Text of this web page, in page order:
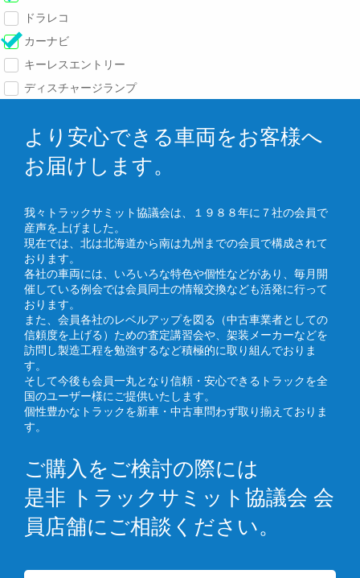
ドラレコ
カーナビ
キーレスエントリー
ディスチャージランプ
より安心できる車両をお客様へ
お届けします。
我々トラックサミット協議会は、１９８８年に７社の会員で
産声を上げました。
現在では、北は北海道から南は九州までの会員で構成されて
おります。
各社の車両には、いろいろな特色や個性などがあり、毎月開
催している例会では会員同士の情報交換なども活発に行って
おります。
また、会員各社のレベルアップを図る（中古車業者としての
信頼度を上げる）ための査定講習会や、架装メーカーなどを
訪問し製造工程を勉強するなど積極的に取り組んでおりま
す。
そして今後も会員一丸となり信頼・安心できるトラックを全
国のユーザー様にご提供いたします。
個性豊かなトラックを新車・中古車問わず取り揃えておりま
す。
ご購入をご検討の際には
是非 トラックサミット協議会 会
員店舗にご相談ください。